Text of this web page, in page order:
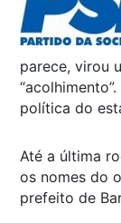
parece, virou
política do
Até a última
os nomes do
prefeito de